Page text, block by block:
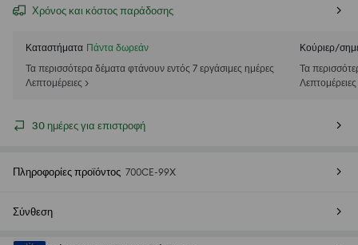
Χρόνος και κόστος παράδοσης
Καταστήματα Πάντα δωρεάν
Τα περισσότερα δέματα φτάνουν εντός 7 εργάσιμες ημέρες
Λεπτομέρειες >
Κούριερ/
Τα
Λεπτομέρειες
30 ημέρες για επιστροφή
Πληροφορίες προϊόντος 700CE-99X
Σύνθεση